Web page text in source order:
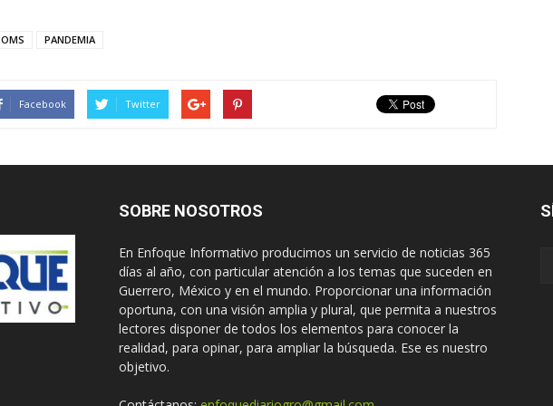
OMS PANDEMIA
Facebook Twitter
SOBRE NOSOTROS
En Enfoque Informativo producimos un servicio de noticias 365
días al año, con particular atención a los temas que suceden en
Guerrero, México y en el mundo. Proporcionar una información
oportuna, con una visión amplia y plural, que permita a nuestros
lectores disponer de todos los elementos para conocer la
realidad, para opinar, para ampliar la búsqueda. Ese es nuestro
objetivo.